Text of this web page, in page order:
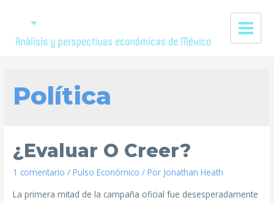
Política
¿Evaluar O Creer?
1 comentario /Pulso Económico / Por Jonathan Heath
La primera mitad de la campaña oficial fue desesperadamente